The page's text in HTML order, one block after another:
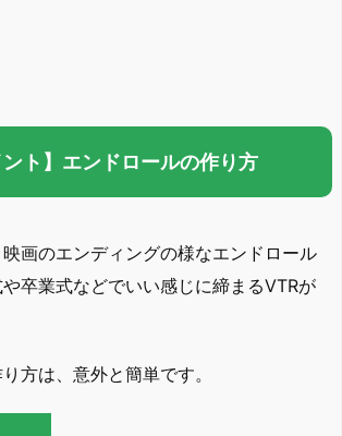
ント】エンドロールの作り方
画のエンディングの様なエンドロール
卒業式などでいい感じに締まるVTRが
方は、意外と簡単です。